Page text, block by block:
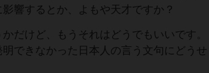
響するとか、よもや天才ですか？
だけど、もうそれはどうでもいいです。
できなかった日本人の言う文句にどうせ